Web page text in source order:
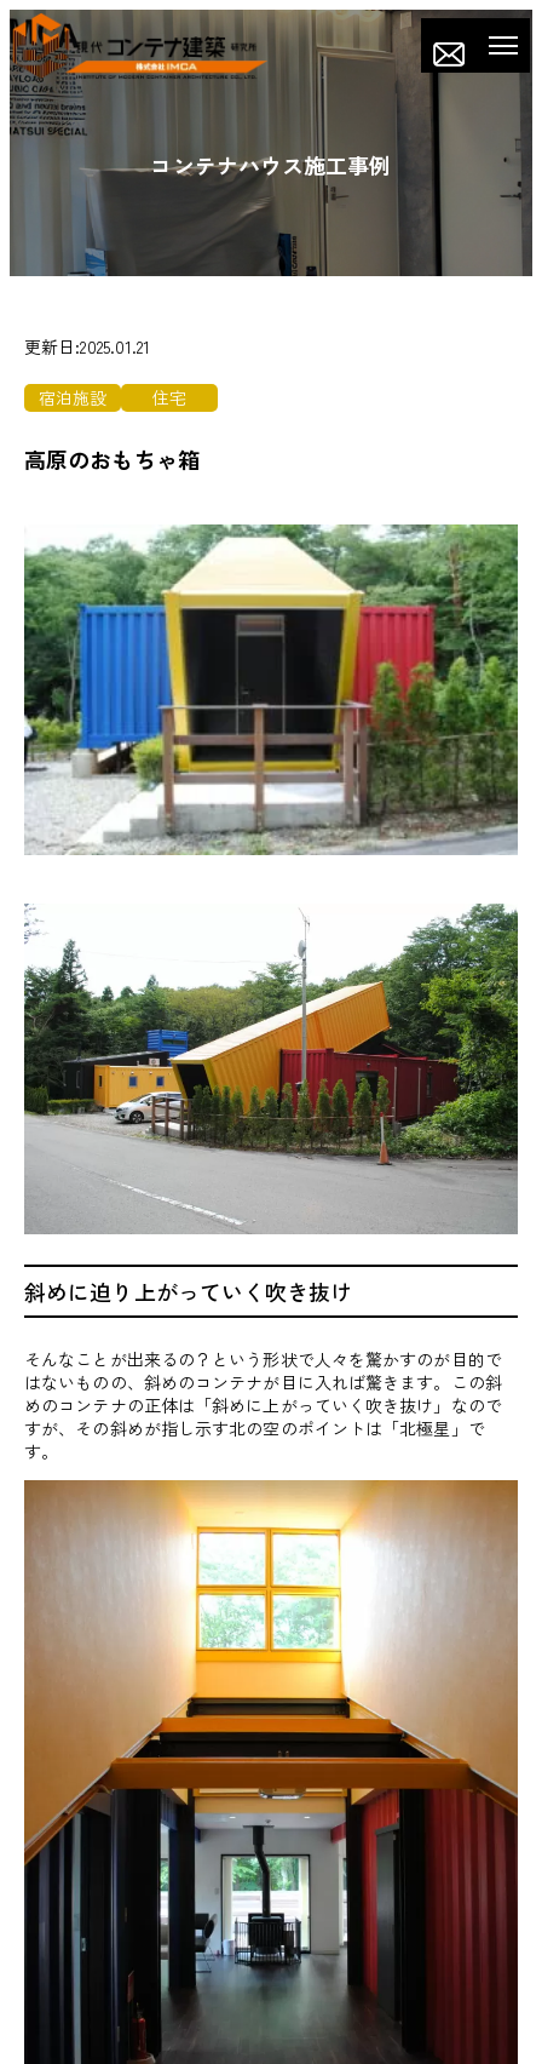
コンテナハウス施工事例
更新日:2025.01.21
宿泊施設 住宅
高原のおもちゃ箱
斜めに迫り上がっていく吹き抜け
そんなことが出来るの？という形状で人々を驚かすのが目的で
はないものの、斜めのコンテナが目に入れば驚きます。この斜
めのコンテナの正体は「斜めに上がっていく吹き抜け」なので
すが、その斜めが指し示す北の空のポイントは「北極星」で
す。